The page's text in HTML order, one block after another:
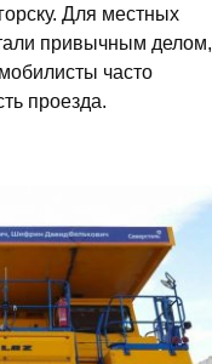
Для местных
привычным делом,
часто
проезда.